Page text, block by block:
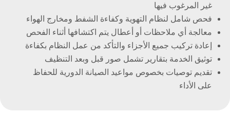
غير المرغوب فيها
فحص شامل لنظام التهوية وكفاءة الشفط ومخارج الهواء
معالجة أي ملاحظات أو أعطال يتم اكتشافها أثناء الفحص
إعادة تركيب جميع الأجزاء والتأكد من عمل النظام بكفاءة
توثيق الخدمة بتقارير تشمل صور قبل وبعد التنظيف
تقديم توصيات بخصوص مواعيد الصيانة الدورية للحفاظ
على الأداء